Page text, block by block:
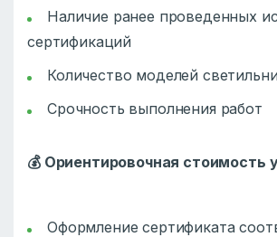
Наличие ранее проведенных
сертификаций
Количество моделей
Срочность выполнения работ
💰Ориентировочная стоимость
Оформление сертификата